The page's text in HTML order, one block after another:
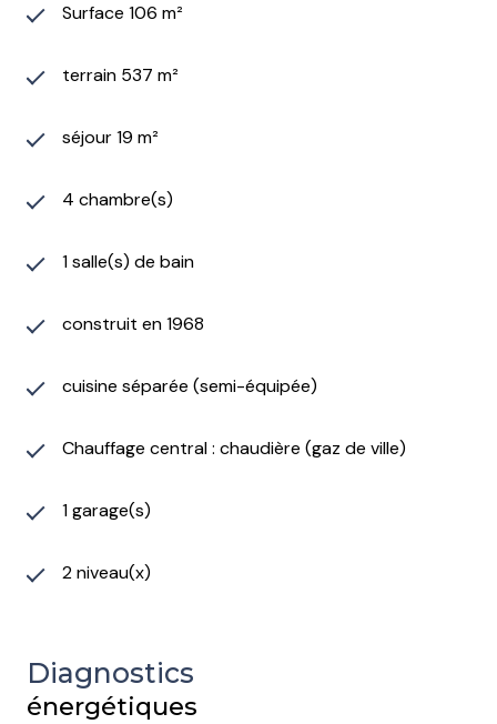
Surface 106 m²
terrain 537 m²
séjour 19 m²
4 chambre(s)
1 salle(s) de bain
construit en 1968
cuisine séparée (semi-équipée)
Chauffage central : chaudière (gaz de ville)
1 garage(s)
2 niveau(x)
Diagnostics
énergétiques